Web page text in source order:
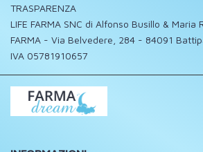
TRASPARENZA
LIFE FARMA SNC di Alfonso Busillo & Maria
FARMA - Via Belvedere, 284 - 84091
IVA 05781910657